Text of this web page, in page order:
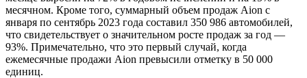
месячном. Кроме того, суммарный объем продаж Aion с
января по сентябрь 2023 года составил 350 986 автомобилей,
что свидетельствует о значительном росте продаж за год —
93%. Примечательно, что это первый случай, когда
ежемесячные продажи Aion превысили отметку в 50 000
единиц.